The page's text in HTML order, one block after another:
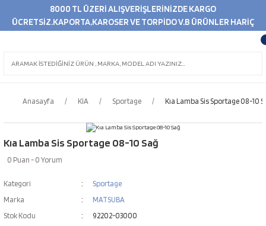
8000 TL ÜZERİ ALIŞVERİŞLERİNİZDE KARGO
ÜCRETSİZ.KAPORTA,KAROSER VE TORPİDO V.B ÜRÜNLER HARİÇ
Anasayfa KİA Sportage Kıa Lamba Sis Sportage 08-10
Kıa Lamba Sis Sportage 08-10 Sağ
0 Puan - 0 Yorum
Kategori
Sportage
Marka
MATSUBA
Stok Kodu
92202-03000